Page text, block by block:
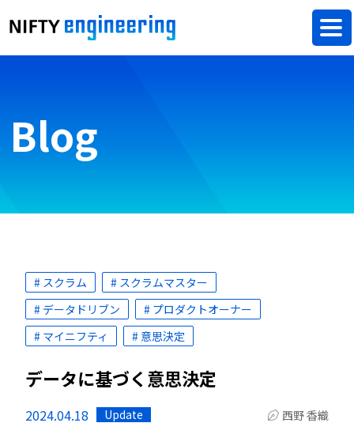
Blog
# スクラム
# スクラムマスター
# データドリブン
# プロダクトオーナー
# マイニフティ
# 意思決定
データに基づく意思決定
2024.04.18 Update 西野 香織